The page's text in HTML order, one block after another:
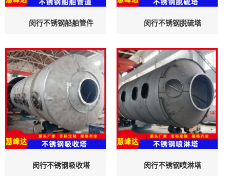
闵行不锈钢船舶管件 闵行不锈钢脱硫塔
闵行不锈钢吸收塔 闵行不锈钢喷淋塔